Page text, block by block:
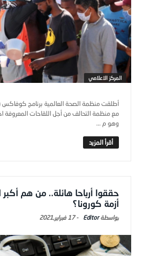
المركز الاعلامي
وهو م ...
حققوا أرباحا هائلة.. من هم
أزمة كورونا؟
Editor
-17 فبراير,2021